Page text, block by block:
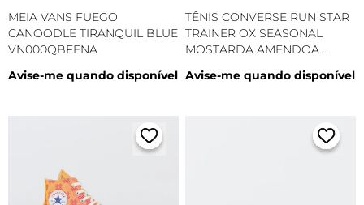
MEIA VANS FUEGO
CANOODLE TIRANQUIL BLUE
VN000QBFENA
Avise-me quando disponível
TÊNIS CONVERSE RUN STAR
TRAINER OX SEASONAL
MOSTARDA AMENDOA
Avise-me quando disponível